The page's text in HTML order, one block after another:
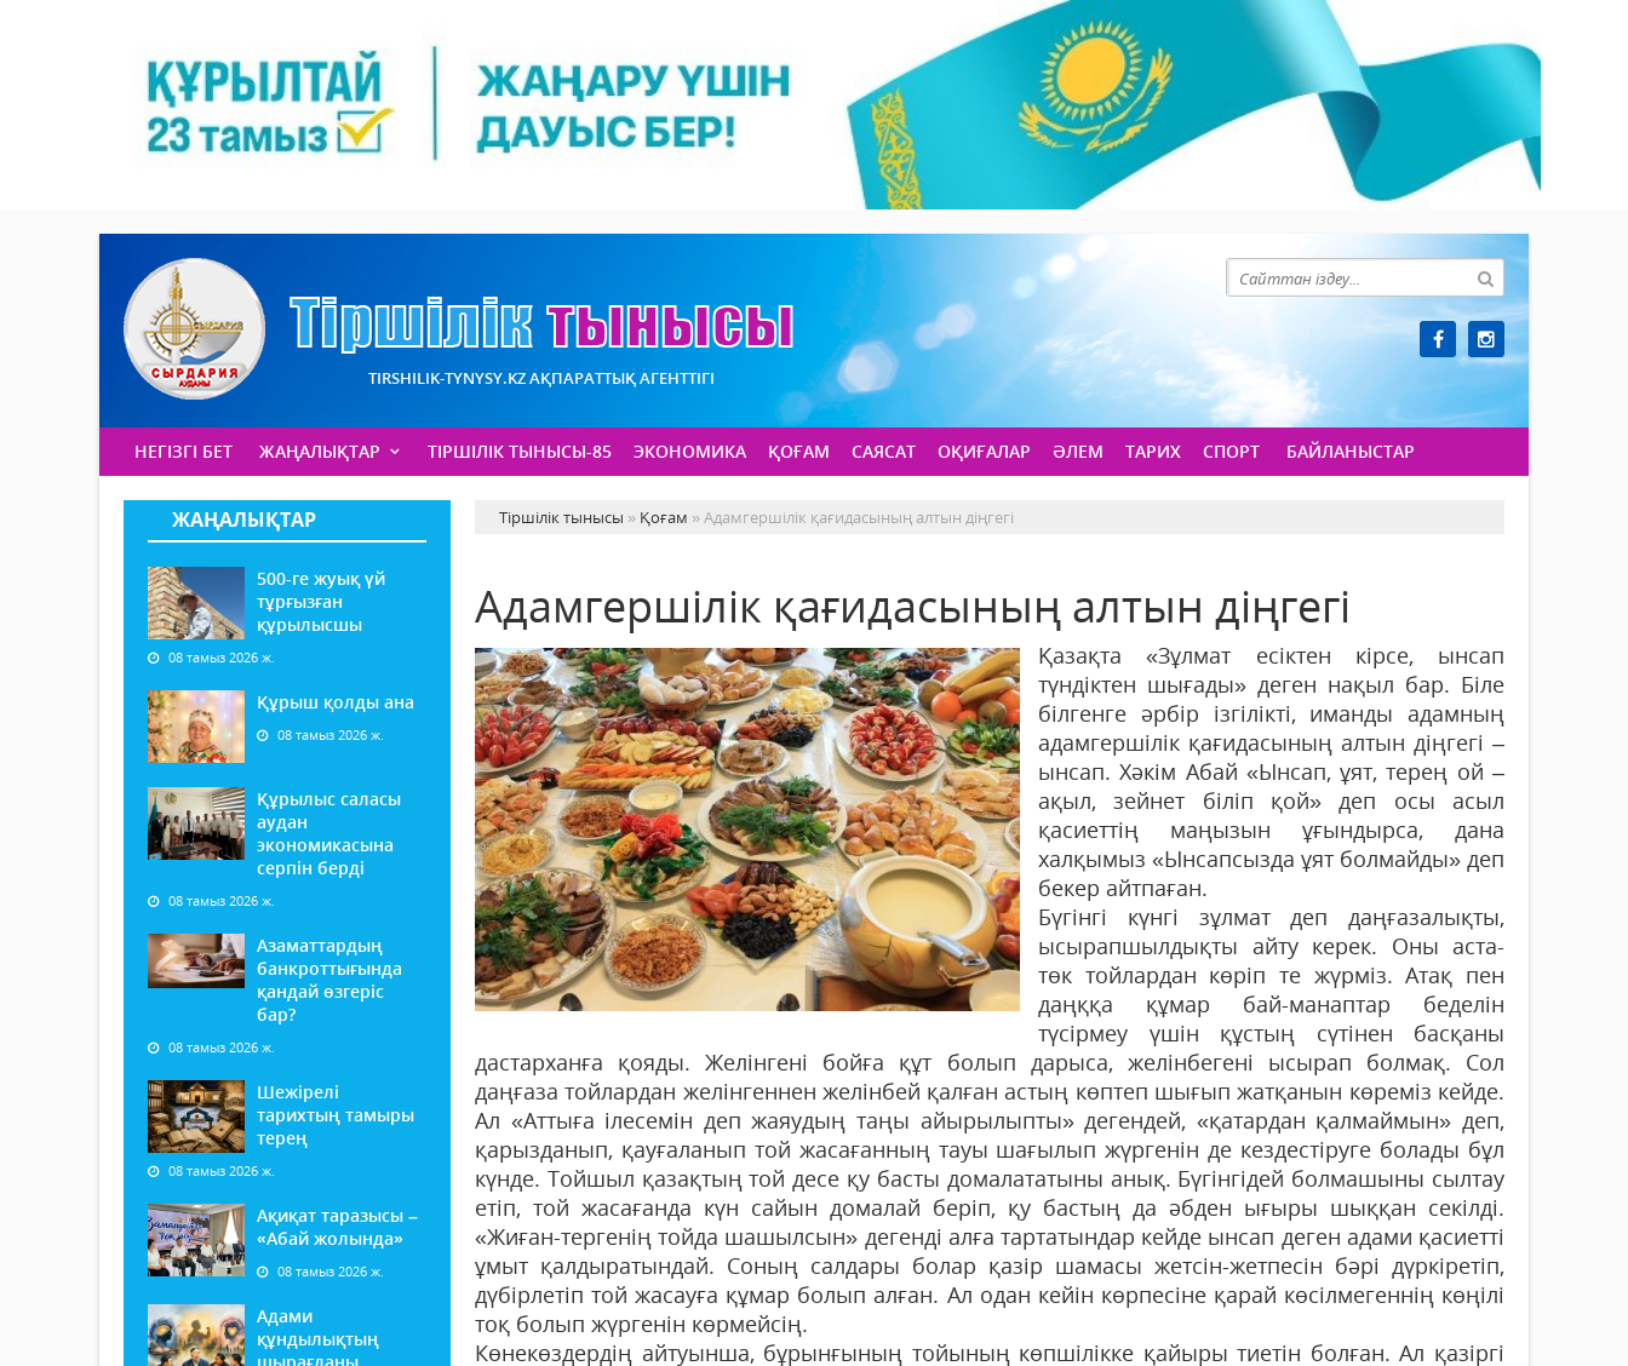
TIRSHILIK-TYNYSY.KZ АҚПАРАТТЫҚ АГЕНТТІГІ
НЕГІЗГІ БЕТ ЖАҢАЛЫҚТАР ТІРШІЛІК ТЫНЫСЫ-85 ЭКОНОМИКА ҚОҒАМ САЯСАТ ОҚИҒАЛАР ӘЛЕМ ТАРИХ СПОРТ БАЙЛАНЫСТАР
ЖАҢАЛЫҚТАР
500-ге жуық үй
тұрғызған
құрылысшы
08 тамыз 2026 ж.
Құрыш қолды ана
08 тамыз 2026 ж.
Құрылыс саласы
аудан
экономикасына
серпін берді
08 тамыз 2026 ж.
Азаматтардың
банкроттығында
қандай өзгеріс
бар?
08 тамыз 2026 ж.
Шежірелі
тарихтың тамыры
терең
08 тамыз 2026 ж.
Ақиқат таразысы –
«Абай жолында»
08 тамыз 2026 ж.
Адами
құндылықтың
Тіршілік тынысы » Қоғам » Адамгершілік қағидасының алтын діңгегі
Адамгершілік қағидасының алтын діңгегі
Қазақта «Зұлмат есіктен кірсе, ынсап
түндіктен шығады» деген нақыл бар. Біле
білгенге әрбір ізгілікті, иманды адамның
адамгершілік қағидасының алтын діңгегі –
ынсап. Хәкім Абай «Ынсап, ұят, терең ой –
ақыл, зейнет біліп қой» деп осы асыл
қасиеттің маңызын ұғындырса, дана
халқымыз «Ынсапсызда ұят болмайды» деп
бекер айтпаған.
Бүгінгі күнгі зұлмат деп даңғазалықты,
ысырапшылдықты айту керек. Оны аста-
төк тойлардан көріп те жүрміз. Атақ пен
даңққа құмар бай-манаптар беделін
түсірмеу үшін құстың сүтінен басқаны
дастарханға қояды. Желінгені бойға құт болып дарыса, желінбегені ысырап болмақ. Сол
даңғаза тойлардан желінгеннен желінбей қалған астың көптеп шығып жатқанын көреміз кейде.
Ал «Аттыға ілесемін деп жаяудың таңы айырылыпты» дегендей, «қатардан қалмаймын» деп,
қарызданып, қауғаланып той жасағанның тауы шағылып жүргенін де кездестіруге болады бұл
күнде. Тойшыл қазақтың той десе қу басты домалататыны анық. Бүгінгідей болмашыны сылтау
етіп, той жасағанда күн сайын домалай беріп, қу бастың да әбден ығыры шыққан секілді.
«Жиған-тергенің тойда шашылсын» дегенді алға тартатындар кейде ынсап деген адами қасиетті
ұмыт қалдыратындай. Соның салдары болар қазір шамасы жетсін-жетпесін бәрі дүркіретіп,
дүбірлетіп той жасауға құмар болып алған. Ал одан кейін көрпесіне қарай көсілмегеннің көңілі
тоқ болып жүргенін көрмейсің.
Көнекөздердің айтуынша, бұрынғының тойының көпшілікке қайыры тиетін болған. Ал қазіргі